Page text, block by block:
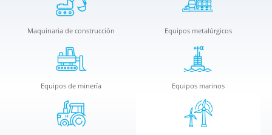
Maquinaria de construcción Equipos metalúrgicos
Equipos de minería Equipos marinos